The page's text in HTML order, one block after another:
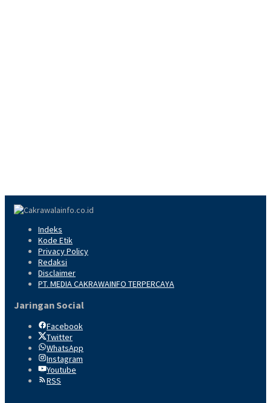
Indeks
Kode Etik
Privacy Policy
Redaksi
Disclaimer
PT. MEDIA CAKRAWAINFO TERPERCAYA
Jaringan Social
Facebook
Twitter
WhatsApp
Instagram
Youtube
RSS